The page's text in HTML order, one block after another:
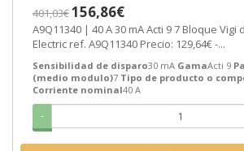
401,03€156,86€
A9Q11340 | 40 A 30 mA Acti 9 7 Bloque Vigi de Schneider
Electric ref. A9Q11340 Precio: 129,64€ -...
Sensibilidad de disparo30 mA GamaActi 9
(medio modulo)7 Tipo de producto o
Corriente nominal40 A
-